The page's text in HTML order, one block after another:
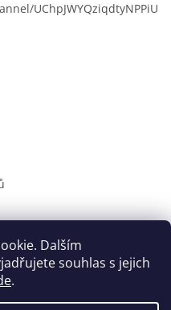
Dalším
souhlas s jejich
.
UChpJWYQziqdtyNPPiU